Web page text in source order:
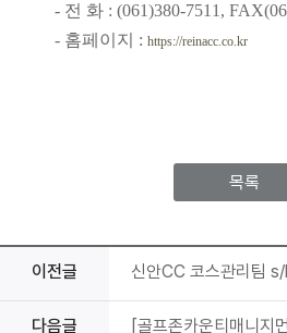
- 전 화 : (061)380-7511,
- 홈페이지 : https://reinacc.co.kr
목록
이전글 신안CC 코스관리팀
다음글